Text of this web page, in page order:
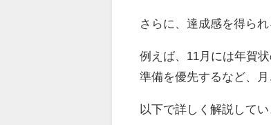
さらに、達成感を得ら
例えば、11月には年賀
準備を優先するなど、
以下で詳しく解説してい